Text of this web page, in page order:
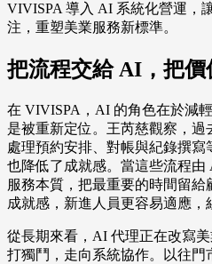
VIVISPA 導入 AI 系統化營運，
注，重塑美業服務新標準。
把流程交給 AI，把價
在 VIVISPA，AI 的角色在於減
是被重新定位。王芮慈觀察，
處理預約安排、對帳與紀錄撰寫
也降低了成就感。當這些流程
服務本質，把最重要的時間留
成就感，新進人員更容易適應，
從長期來看，AI 代理正在改寫
打獨鬥，走向系統協作。以往門